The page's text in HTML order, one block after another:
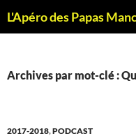
L'Apéro des Papas
Archives par mot-clé :
2017-2018,PODCAST